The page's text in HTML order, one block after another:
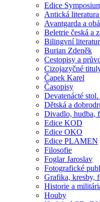
Edice
Antická
Avantgarda a
Beletrie česká a
Bilingvní
Burian Zdeněk
Cestopisy a
Cizojazyčné
Čapek Karel
Časopisy
Devatenácté stol.
Dětská a
Divadlo, hudba,
Edice KOD
Edice OKO
Edice PLAMEN
Filosofie
Foglar Jaroslav
Fotografické
Grafika, kresby,
Historie a
Houby